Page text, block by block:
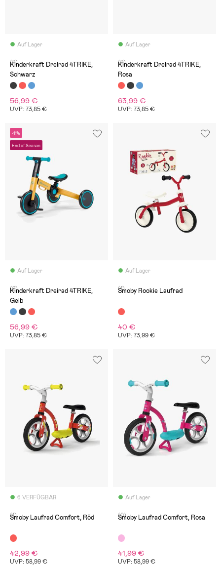
Auf Lager
(2)
Kinderkraft Dreirad 4TRIKE,
Schwarz
56,99 €
UVP: 73,85 €
Auf Lager
(2)
Kinderkraft Dreirad 4TRIKE,
Rosa
63,99 €
UVP: 73,85 €
-11%
End of Season
Auf Lager
(2)
Kinderkraft Dreirad 4TRIKE,
Gelb
56,99 €
UVP: 73,85 €
Auf Lager
(1)
Smoby Rookie Laufrad
40 €
UVP: 73,99 €
6 VERFÜGBAR
(1)
Smoby Laufrad Comfort, Röd
42,99 €
UVP: 58,99 €
Auf Lager
(0)
Smoby Laufrad Comfort, Rosa
41,99 €
UVP: 58,99 €